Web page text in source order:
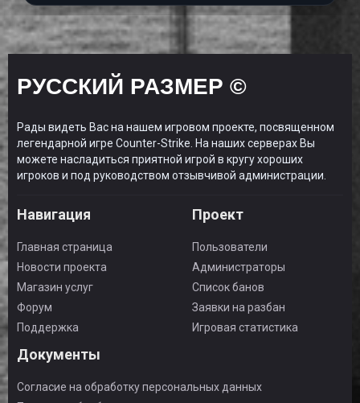
РУССКИЙ РАЗМЕР ©
Рады видеть Вас на нашем игровом проекте, посвященном
легендарной игре Counter-Strike. На наших серверах Вы
можете насладиться приятной игрой в кругу хороших
игроков и под руководством отзывчивой администрации.
Навигация
Главная страница
Новости проекта
Магазин услуг
Форум
Поддержка
Проект
Пользователи
Администраторы
Список банов
Заявки на разбан
Игровая статистика
Документы
Согласие на обработку персональных данных